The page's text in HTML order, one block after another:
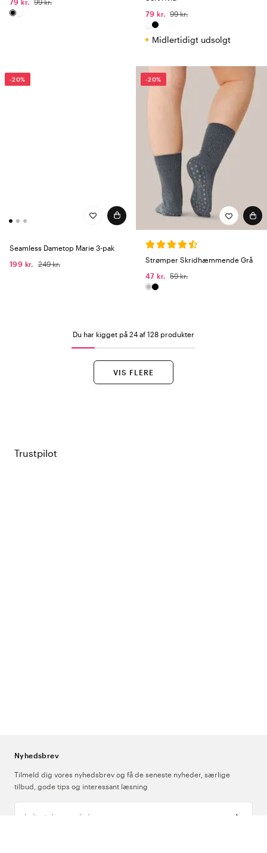
79 kr.
99 kr.
Midlertidigt udsolgt
-20%
Seamless Dametop Marie 3-pak
199 kr.
249 kr.
-20%
Strømper Skridhæmmende Grå
47 kr.
59 kr.
Du har kigget på 24 af 128 produkter
VIS FLERE
Trustpilot
Nyhedsbrev
Tilmeld dig vores nyhedsbrev og få de seneste nyheder, særlige
tilbud, gode tips og interessant læsning